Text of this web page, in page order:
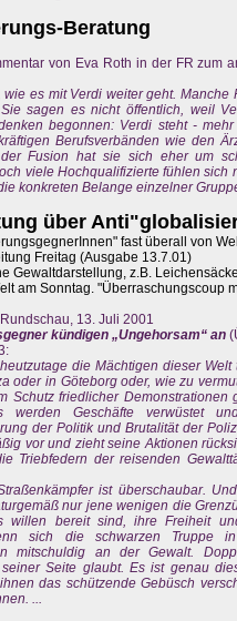
Beratung
von Eva Roth in der FR zum
es mit Verdi weiter geht.
sagen es nicht öffentlich, weil
begonnen: Verdi steht -
Berufsverbänden wie den
Fusion hat sie sich eher um
viele Hochqualifizierte fühlen sich
konkreten Belange einzelner
über
fast überall von
Freitag (Ausgabe 13.7.01)
Gewaltdarstellung, z.B.
am Sonntag. "Überraschungscoup
13. Juli 2001
kündigen „Ungehorsam“ an
die Mächtigen dieser
oder in Göteborg oder, wie zu
Schutz friedlicher
werden Geschäfte verwüstet
der Politik und Brutalität der
vor und zieht seine Aktionen
Triebfedern der reisenden
ist überschaubar.
nur jene wenigen die
willen bereit sind, ihre Freiheit
sich die schwarzen Truppe
mitschuldig an der Gewalt.
Seite glaubt. Es ist genau
das schützende Gebüsch
...